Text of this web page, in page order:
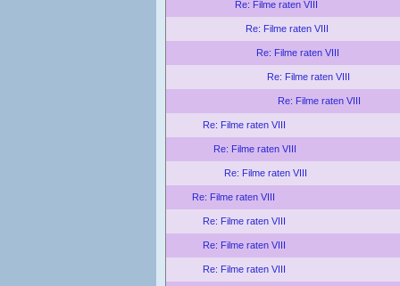
Re: Filme raten VIII
Re: Filme raten VIII
Re: Filme raten VIII
Re: Filme raten VIII
Re: Filme raten VIII
Re: Filme raten VIII
Re: Filme raten VIII
Re: Filme raten VIII
Re: Filme raten VIII
Re: Filme raten VIII
Re: Filme raten VIII
Re: Filme raten VIII